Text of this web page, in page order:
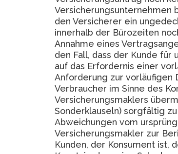
Versicherungsunternehmen
den Versicherer ein
innerhalb der Bürozeiten
Annahme eines
den Fall, dass der Kunde
auf das Erfordernis einer
Anforderung zur vorläufigen
Verbraucher im Sinne des
Versicherungsmaklers
Sonderklauseln) sorgfältig
Abweichungen vom
Versicherungsmakler zur
Kunden, der Konsument ist,